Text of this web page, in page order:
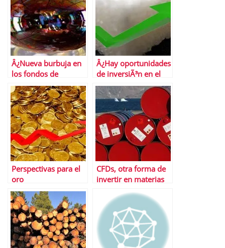
Â¿Nueva burbuja en
los fondos de
materias primas?
Â¿Hay oportunidades
de inversiÃ³n en el
azucar?
Perspectivas para el
oro
CFDs, otra forma de
invertir en materias